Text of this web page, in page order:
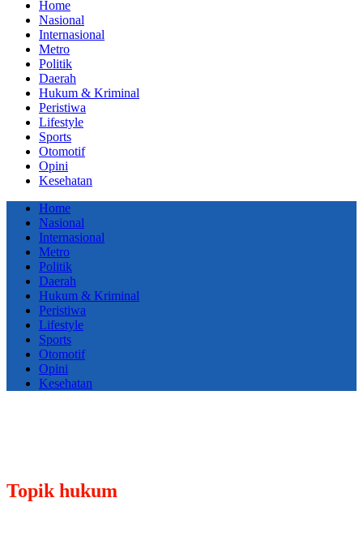
Home
Nasional
Internasional
Metro
Politik
Daerah
Hukum & Kriminal
Peristiwa
Lifestyle
Sports
Otomotif
Opini
Kesehatan
Home
Nasional
Internasional
Metro
Politik
Daerah
Hukum & Kriminal
Peristiwa
Lifestyle
Sports
Otomotif
Opini
Kesehatan
Topik hukum